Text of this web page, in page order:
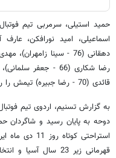
حمید استیلی، سرمربی تیم
اسماعیلی، امید نورافکن،
قائدی (70 - رضا جبیره) تیمش را روانه میدان کرد.
به گزارش تسنیم، اردوی تیم
دوحه به پایان رسید و شاگردان
استراحتی